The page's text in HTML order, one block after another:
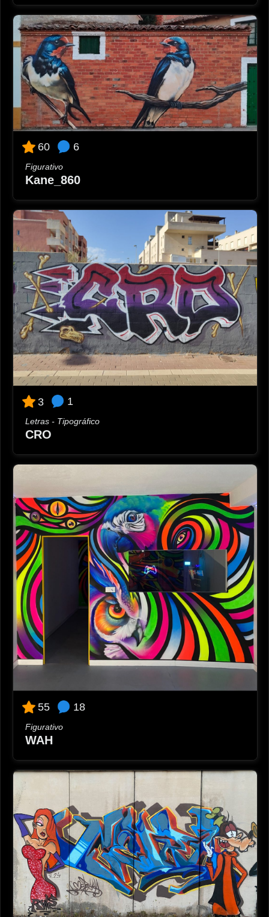
60 6
Figurativo
Kane_860
3 1
Letras - Tipográfico
CRO
55 18
Figurativo
WAH